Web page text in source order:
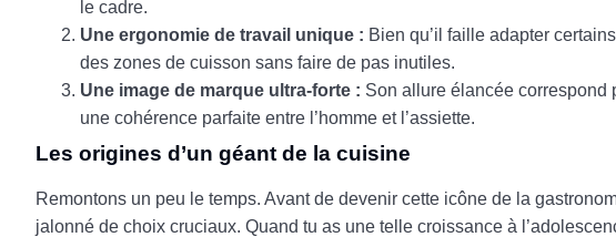
le cadre.
Une ergonomie de travail unique : Bien qu’il faille adapter
des zones de cuisson sans faire de pas inutiles.
Une image de marque ultra-forte : Son allure élancée correspond
une cohérence parfaite entre l’homme et l’assiette.
Les origines d’un géant de la cuisine
Remontons un peu le temps. Avant de devenir cette icône de la
jalonné de choix cruciaux. Quand tu as une telle croissance à